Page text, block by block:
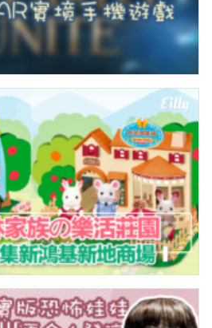
實境手機遊戲正式公布
活節齊集新鴻基Mikiki同新地五大商